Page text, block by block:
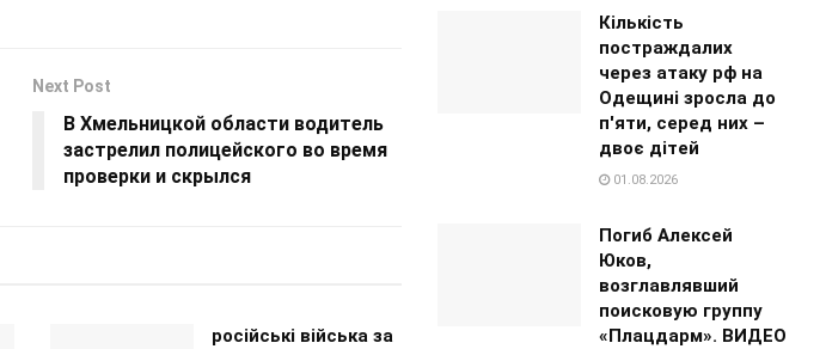
Next Post
В Хмельницкой области водитель
застрелил полицейского во время
проверки и скрылся
російські війська за
Кількість
постраждалих
через атаку рф на
Одещині зросла до
п'яти, серед них –
двоє дітей
01.08.2026
Погиб Алексей
Юков,
возглавлявший
поисковую группу
«Плацдарм». ВИДЕО